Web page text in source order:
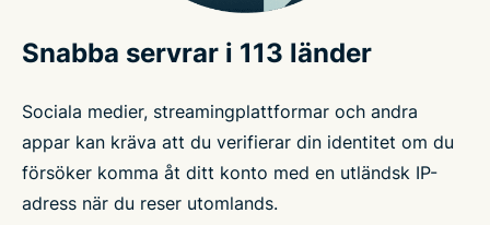
Snabba servrar i 113 länder
Sociala medier, streamingplattformar och andra
appar kan kräva att du verifierar din identitet om du
försöker komma åt ditt konto med en utländsk IP-
adress när du reser utomlands.